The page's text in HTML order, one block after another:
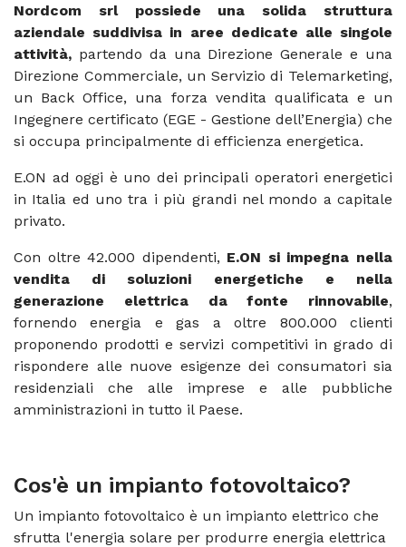
Nordcom srl possiede una solida struttura
aziendale suddivisa in aree dedicate alle singole
attività, partendo da una Direzione Generale e una
Direzione Commerciale, un Servizio di Telemarketing,
un Back Office, una forza vendita qualificata e un
Ingegnere certificato (EGE - Gestione dell’Energia) che
si occupa principalmente di efficienza energetica.
E.ON ad oggi è uno dei principali operatori energetici
in Italia ed uno tra i più grandi nel mondo a capitale
privato.
Con oltre 42.000 dipendenti, E.ON si impegna nella
vendita di soluzioni energetiche e nella
generazione elettrica da fonte rinnovabile,
fornendo energia e gas a oltre 800.000 clienti
proponendo prodotti e servizi competitivi in grado di
rispondere alle nuove esigenze dei consumatori sia
residenziali che alle imprese e alle pubbliche
amministrazioni in tutto il Paese.
Cos'è un impianto fotovoltaico?
Un impianto fotovoltaico è un impianto elettrico che
sfrutta l'energia solare per produrre energia elettrica